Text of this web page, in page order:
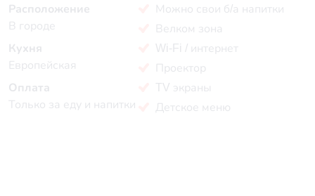
Расположение
В городе
Кухня
Европейская
Оплата
Только за еду и напитки
Можно свои б/а напитки
Велком зона
Wi-Fi / интернет
Проектор
TV экраны
Детское меню